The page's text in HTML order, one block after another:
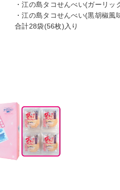
・江の島タコせんべい(ガーリッ
・江の島タコせんべい(黒胡椒風
合計28袋(56枚)入り